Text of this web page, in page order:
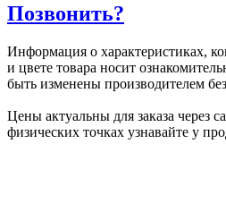
Позвонить?
Информация о характеристиках,
и цвете товара носит
быть изменены производителем
Цены актуальны для заказа через
физических точках узнавайте у